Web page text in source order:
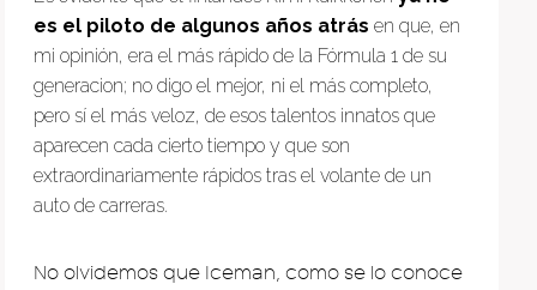
es el piloto de algunos años atrás en que, en
mi opinión, era el más rápido de la Fórmula 1 de su
generacion; no digo el mejor, ni el más completo,
pero sí el más veloz, de esos talentos innatos que
aparecen cada cierto tiempo y que son
extraordinariamente rápidos tras el volante de un
auto de carreras.
No olvidemos que Iceman, como se lo conoce